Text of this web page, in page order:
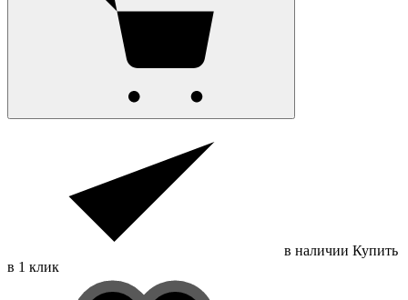
в наличии Купить
в 1 клик